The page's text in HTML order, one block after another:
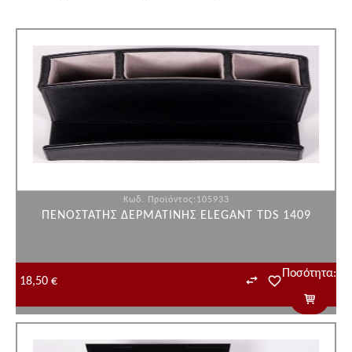
Κωδ. Προϊόντος:105933
ΠΕΝΟΣΤΑΤΗΣ ΔΕΡΜΑΤΙΝΗΣ ELEGANT TDS 1409
Ποσότητα:
18,50 €